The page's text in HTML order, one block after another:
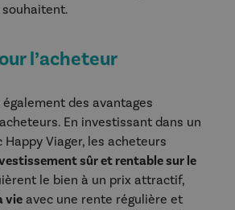
souhaitent.
l’acheteur
des avantages
En investissant dans un
Happy Viager, les acheteurs
sûr et rentable sur le
le bien à un prix attractif,
vie avec une rente régulière et